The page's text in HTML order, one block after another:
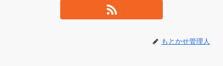
もとかせ管理人